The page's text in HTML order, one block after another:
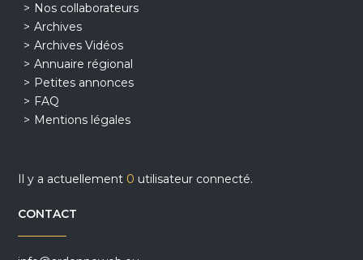
Nos collaborateurs
Archives
Archives Vidéos
Annuaire régional
Petites annonces
FAQ
Mentions légales
Il y a actuellement 0 utilisateur connecté.
CONTACT